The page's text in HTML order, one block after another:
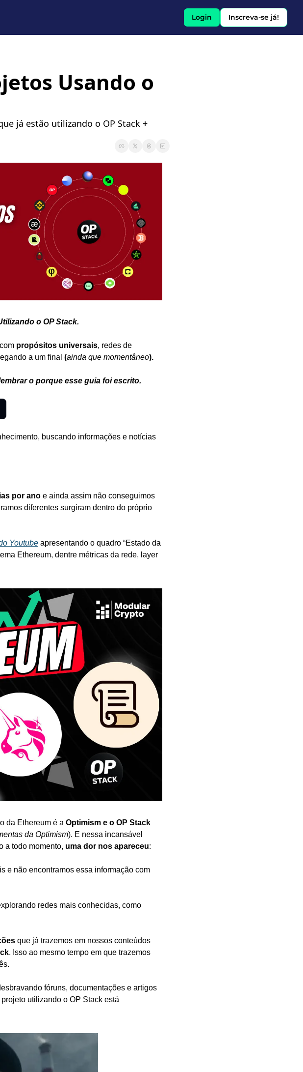
Login Inscreva-se já!
Usando o
já estão utilizando o OP Stack +
o OP Stack.
propósitos universais
a um final (ainda que momentâneo).
o porque esse guia foi escrito.
buscando informações e notícias
por ano e ainda assim não conseguimos
diferentes surgiram dentro do próprio
Youtube apresentando o quadro “Estado da
Ethereum, dentre métricas da rede, layer
da Ethereum é a Optimism e o OP Stack
da Optimism). E nessa incansável
a todo momento, uma dor nos apareceu:
e não encontramos essa informação com
redes mais conhecidas, como
. Isso ao mesmo tempo em que trazemos
fóruns, documentações e artigos
utilizando o OP Stack está